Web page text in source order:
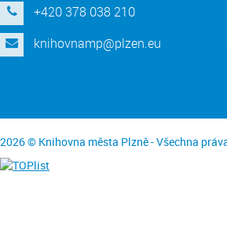
+420 378 038 210
knihovnamp@plzen.eu
2026 © Knihovna města Plzně - Všechna